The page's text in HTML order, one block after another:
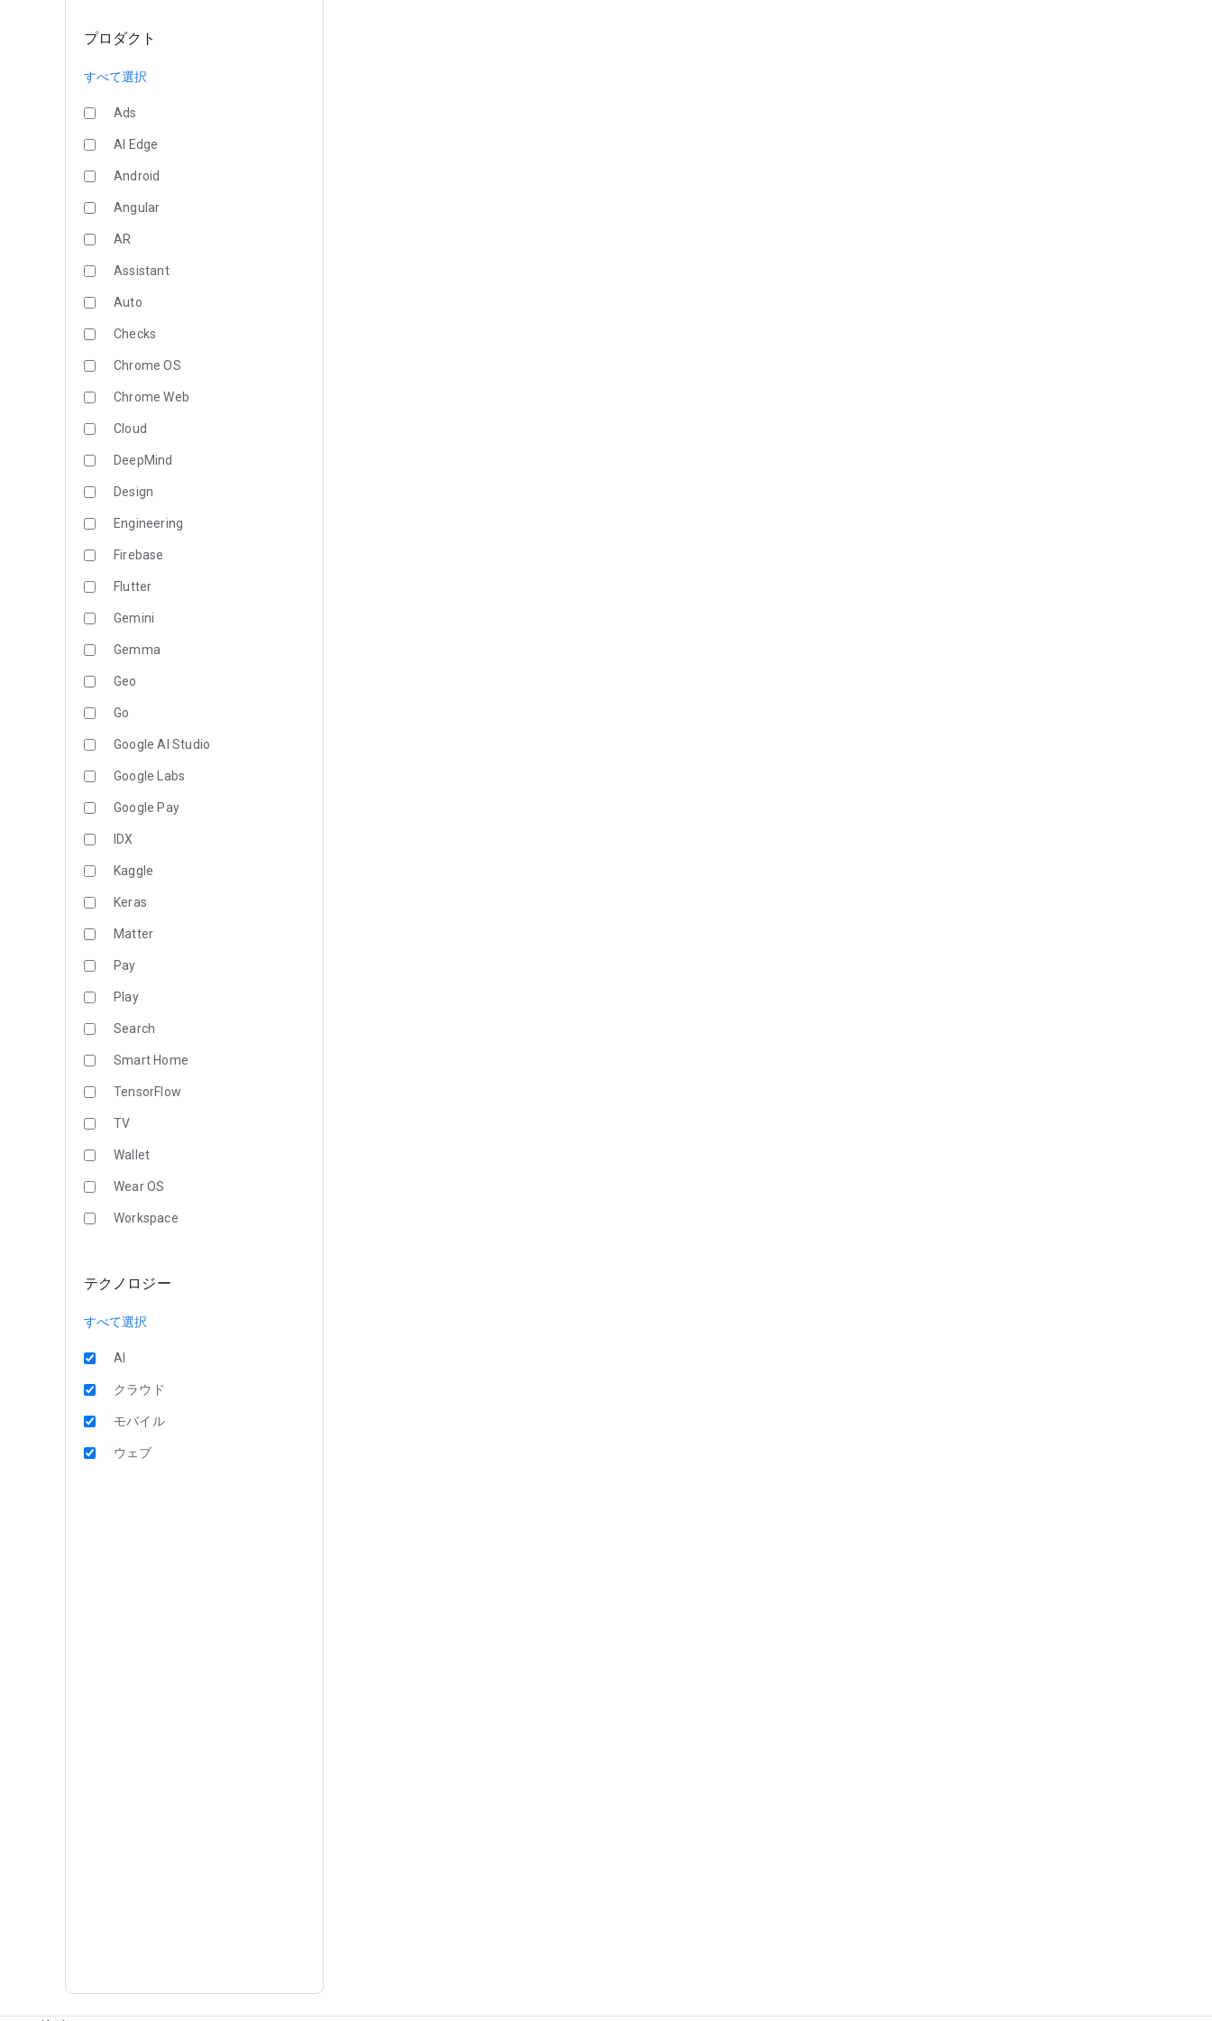
プロダクト
すべて選択
Ads
AI Edge
Android
Angular
AR
Assistant
Auto
Checks
Chrome OS
Chrome Web
Cloud
DeepMind
Design
Engineering
Firebase
Flutter
Gemini
Gemma
Geo
Go
Google AI Studio
Google Labs
Google Pay
IDX
Kaggle
Keras
Matter
Pay
Play
Search
Smart Home
TensorFlow
TV
Wallet
Wear OS
Workspace
テクノロジー
すべて選択
AI
クラウド
モバイル
ウェブ